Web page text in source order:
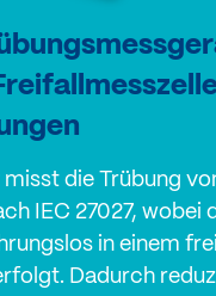
misst die Trübung
IEC 27027, wobei
in einem
Dadurch